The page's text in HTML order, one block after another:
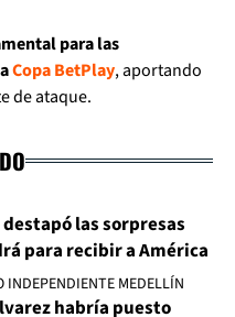
para las
Copa BetPlay, aportando
de ataque.
destapó las sorpresas
para recibir a América
INDEPENDIENTE MEDELLÍN
habría puesto